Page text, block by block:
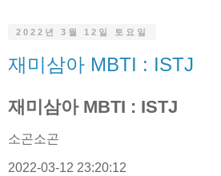
2022년 3월 12일 토요일
재미삼아 MBTI : ISTJ
재미삼아 MBTI : ISTJ
소곤소곤
2022-03-12 23:20:12